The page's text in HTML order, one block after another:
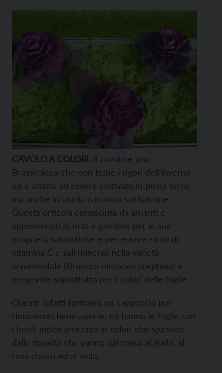
CAVOLO A COLORI. Il cavolo è una
Brassicacea che non teme i rigori dell’inverno
ed è adatto ad essere coltivato in piena terra,
ma anche in aiuola o in vaso sul balcone.
Questa orticola conosciuta da amanti e
appassionati di orto e giardino per le sue
proprietà salutistiche e per essere ricco di
vitamina C e sali minerali nella varietà
ornamentale (Brassica oleracea acephala) è
pregevole soprattutto per i colori delle foglie.
Queste infatti formano un cappuccio pur
rimanendo bene aperte, ed hanno le foglie con
i bordi molto arricciati in colori che spaziano
dalle tonalità che vanno dal rosso al giallo, al
rosa chiaro ed al viola.